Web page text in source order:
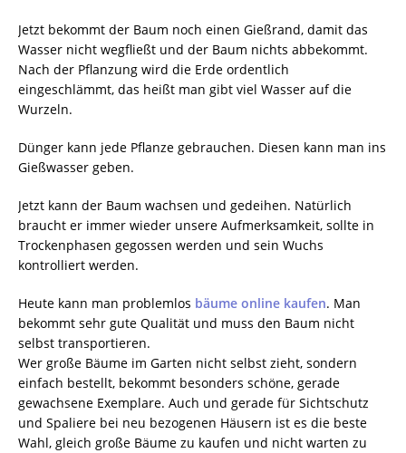
Jetzt bekommt der Baum noch einen Gießrand, damit das
Wasser nicht wegfließt und der Baum nichts abbekommt.
Nach der Pflanzung wird die Erde ordentlich
eingeschlämmt, das heißt man gibt viel Wasser auf die
Wurzeln.
Dünger kann jede Pflanze gebrauchen. Diesen kann man ins
Gießwasser geben.
Jetzt kann der Baum wachsen und gedeihen. Natürlich
braucht er immer wieder unsere Aufmerksamkeit, sollte in
Trockenphasen gegossen werden und sein Wuchs
kontrolliert werden.
Heute kann man problemlos bäume online kaufen. Man
bekommt sehr gute Qualität und muss den Baum nicht
selbst transportieren.
Wer große Bäume im Garten nicht selbst zieht, sondern
einfach bestellt, bekommt besonders schöne, gerade
gewachsene Exemplare. Auch und gerade für Sichtschutz
und Spaliere bei neu bezogenen Häusern ist es die beste
Wahl, gleich große Bäume zu kaufen und nicht warten zu